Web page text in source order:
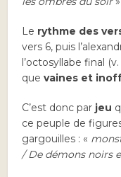
Le rythme des
vers 6, puis
l’octosyllabe final
quevaines et
C’est donc par jeu
ce peuple de
gargouilles : «
/ De démons noirs